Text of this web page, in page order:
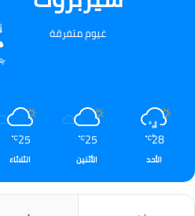
غيوم متفرقة
28
℃
الأحد
25
℃
الأثنين
25
℃
الثلاثاء